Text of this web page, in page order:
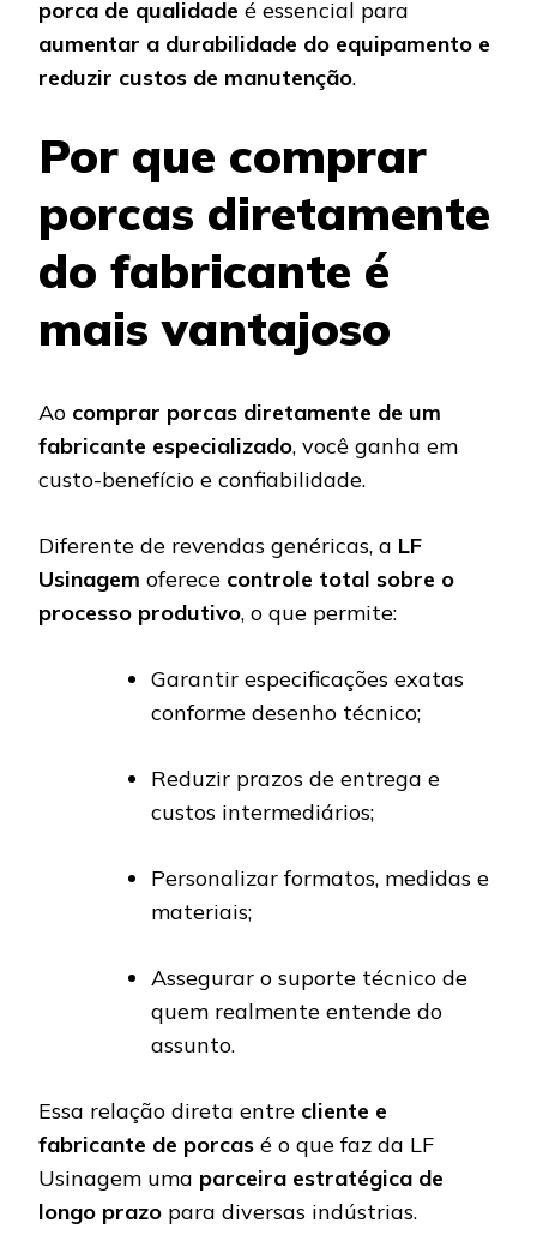
porca de qualidade é essencial para
aumentar a durabilidade do equipamento e
reduzir custos de manutenção.
Por que comprar
porcas diretamente
do fabricante é
mais vantajoso
Ao comprar porcas diretamente de um
fabricante especializado, você ganha em
custo-benefício e confiabilidade.
Diferente de revendas genéricas, a LF
Usinagem oferece controle total sobre o
processo produtivo, o que permite:
Garantir especificações exatas
conforme desenho técnico;
Reduzir prazos de entrega e
custos intermediários;
Personalizar formatos, medidas e
materiais;
Assegurar o suporte técnico de
quem realmente entende do
assunto.
Essa relação direta entre cliente e
fabricante de porcas é o que faz da LF
Usinagem uma parceira estratégica de
longo prazo para diversas indústrias.